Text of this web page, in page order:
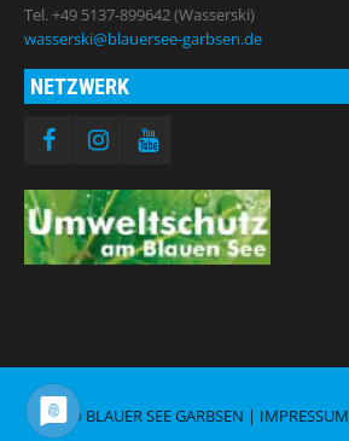
Tel. +49 5137-899642 (Wasserski)
wasserski@blauersee-garbsen.de
NETZWERK
© BLAUER SEE GARBSEN | IMPRESSUM